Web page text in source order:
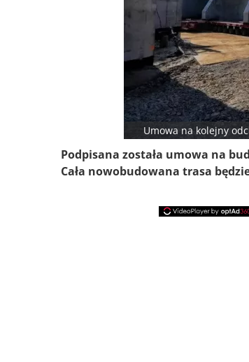
Umowa na kolejny
Podpisana została umowa na
Cała nowobudowana trasa